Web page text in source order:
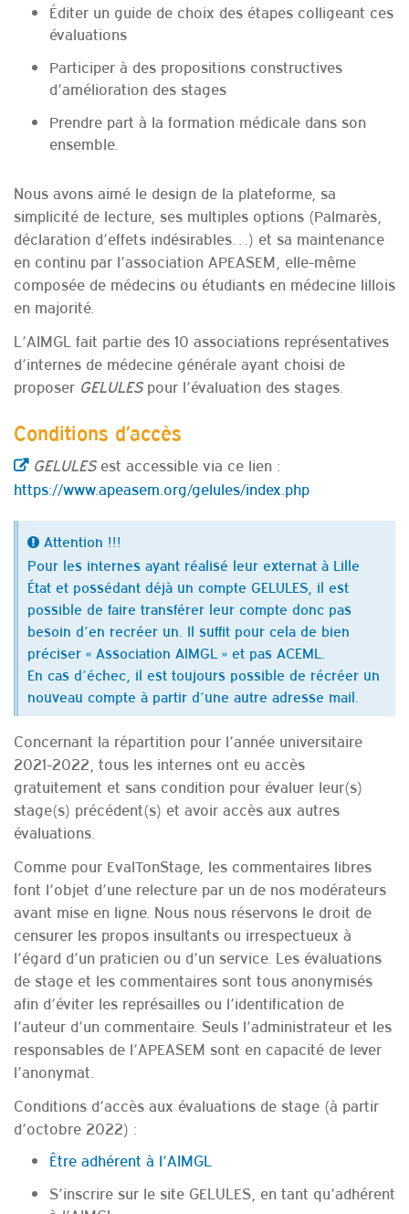
Éditer un guide de choix des étapes colligeant ces
évaluations
Participer à des propositions constructives
d’amélioration des stages
Prendre part à la formation médicale dans son
ensemble.
Nous avons aimé le design de la plateforme, sa
simplicité de lecture, ses multiples options (Palmarès,
déclaration d’effets indésirables…) et sa maintenance
en continu par l’association APEASEM, elle-même
composée de médecins ou étudiants en médecine lillois
en majorité.
L’AIMGL fait partie des 10 associations représentatives
d’internes de médecine générale ayant choisi de
proposer GELULESpour l’évaluation des stages.
Conditions d’accès
GELULESest accessible via ce lien :
https://www.apeasem.org/gelules/index.php
Attention !!!
Pour les internes ayant réalisé leur externat à Lille
État et possédant déjà un compte GELULES, il est
possible de faire transférer leur compte donc pas
besoin d’en recréer un. Il suffit pour cela de bien
préciser « Association AIMGL » et pas ACEML.
En cas d’échec, il est toujours possible de récréer un
nouveau compte à partir d’une autre adresse mail.
Concernant la répartition pour l’année universitaire
2021-2022, tous les internes ont eu accès
gratuitement et sans condition pour évaluer leur(s)
stage(s) précédent(s) et avoir accès aux autres
évaluations.
Comme pour EvalTonStage, les commentaires libres
font l’objet d’une relecture par un de nos modérateurs
avant mise en ligne. Nous nous réservons le droit de
censurer les propos insultants ou irrespectueux à
l’égard d’un praticien ou d’un service. Les évaluations
de stage et les commentaires sont tous anonymisés
afin d’éviter les représailles ou l’identification de
l’auteur d’un commentaire. Seuls l’administrateur et les
responsables de l’APEASEM sont en capacité de lever
l’anonymat.
Conditions d’accès aux évaluations de stage (à partir
d’octobre 2022) :
Être adhérent à l’AIMGL
S’inscrire sur le site GELULES, en tant qu’adhérent